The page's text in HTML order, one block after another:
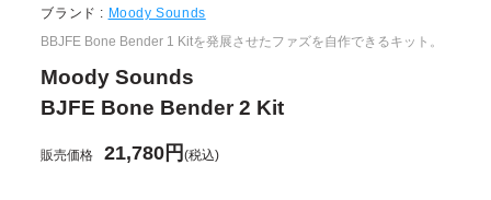
ブランド : Moody Sounds
BBJFE Bone Bender 1 Kitを発展させたファズを自作できるキット。
Moody Sounds
BJFE Bone Bender 2 Kit
販売価格 21,780円(税込)